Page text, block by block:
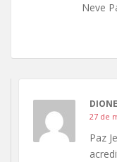
Neve
27 de
Paz